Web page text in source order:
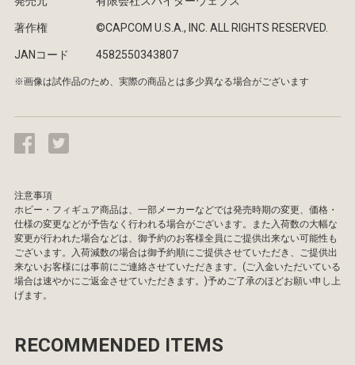
著作権 ©CAPCOM U.S.A., INC. ALL RIGHTS RESERVED.
JANコード 4582550343807
※画像は試作品のため、実際の商品とは多少異なる場合がございます
注意事項
ホビー・フィギュア商品は、一部メーカーなどでは発売時期の変更、価格・
仕様の変更などが予告なく行われる場合がございます。また入荷数の大幅な
変更が行われた場合などは、御予約のお客様全員にご提供出来ない可能性も
ございます。入荷減数の場合は御予約順にご提供させていただき、ご提供出
来ないお客様には事前にご連絡させていただきます。(ご入金いただいている
場合は速やかにご返金させていただきます。)予めご了承のほどお願い申し上
げます。
RECOMMENDED ITEMS